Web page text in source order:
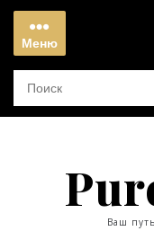
Перейти
содержимому
Меню
Меню
Ваш